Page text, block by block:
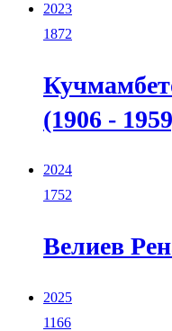
2023
1872
(1906 -
2024
1752
Велиев
2025
1166